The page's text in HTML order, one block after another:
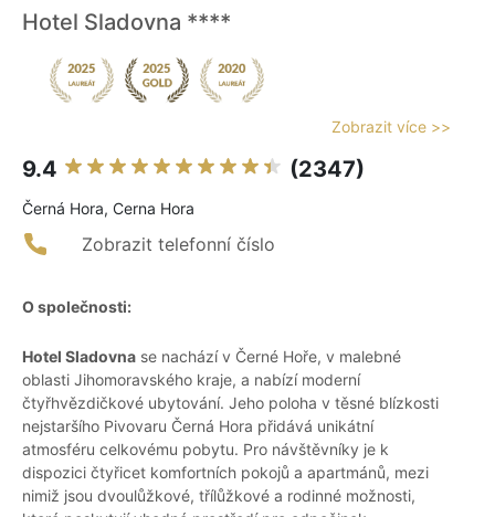
Hotel Sladovna ****
Zobrazit více >>
9.4 (2347)
Černá Hora, Cerna Hora
Zobrazit telefonní číslo
O společnosti:
Hotel Sladovna se nachází v Černé Hoře, v malebné
oblasti Jihomoravského kraje, a nabízí moderní
čtyřhvězdičkové ubytování. Jeho poloha v těsné blízkosti
nejstaršího Pivovaru Černá Hora přidává unikátní
atmosféru celkovému pobytu. Pro návštěvníky je k
dispozici čtyřicet komfortních pokojů a apartmánů, mezi
nimiž jsou dvoulůžkové, třílůžkové a rodinné možnosti,